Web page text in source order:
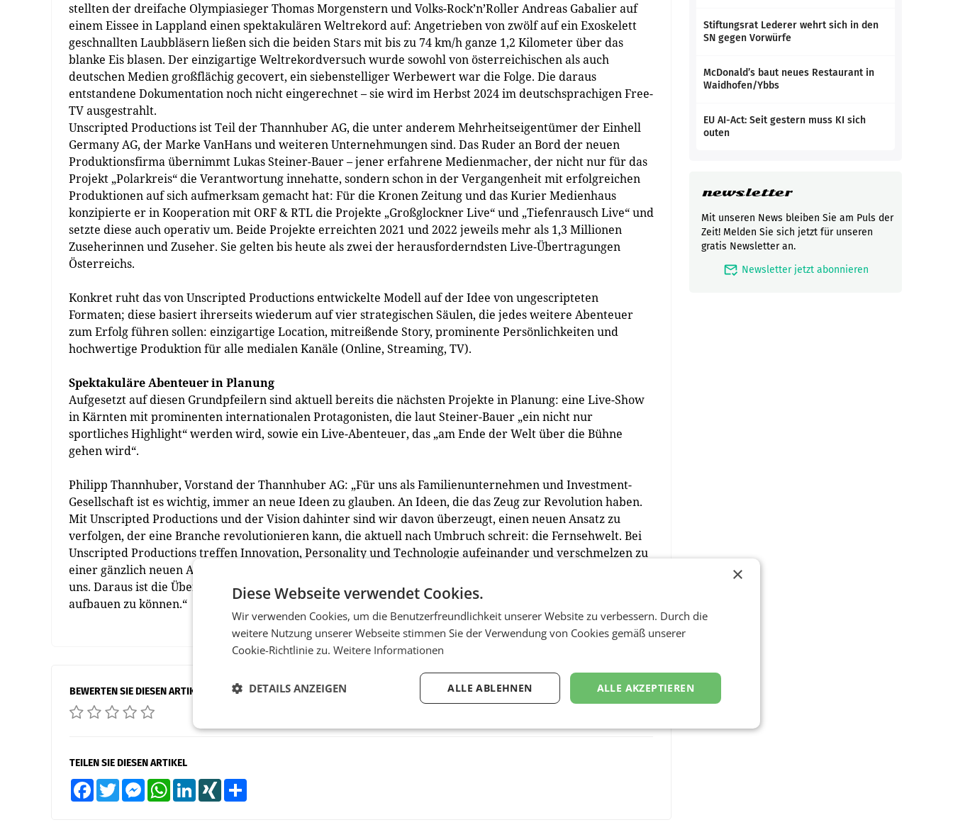
stellten der dreifache Olympiasieger Thomas Morgenstern und Volks-Rock’n’Roller Andreas Gabalier auf
einem Eissee in Lappland einen spektakulären Weltrekord auf: Angetrieben von zwölf auf ein Exoskelett
geschnallten Laubbläsern ließen sich die beiden Stars mit bis zu 74 km/h ganze 1,2 Kilometer über das
blanke Eis blasen. Der einzigartige Weltrekordversuch wurde sowohl von österreichischen als auch
deutschen Medien großflächig gecovert, ein siebenstelliger Werbewert war die Folge. Die daraus
entstandene Dokumentation noch nicht eingerechnet – sie wird im Herbst 2024 im deutschsprachigen Free-
TV ausgestrahlt.
Unscripted Productions ist Teil der Thannhuber AG, die unter anderem Mehrheitseigentümer der Einhell
Germany AG, der Marke VanHans und weiteren Unternehmungen sind. Das Ruder an Bord der neuen
Produktionsfirma übernimmt Lukas Steiner-Bauer – jener erfahrene Medienmacher, der nicht nur für das
Projekt „Polarkreis“ die Verantwortung innehatte, sondern schon in der Vergangenheit mit erfolgreichen
Produktionen auf sich aufmerksam gemacht hat: Für die Kronen Zeitung und das Kurier Medienhaus
konzipierte er in Kooperation mit ORF & RTL die Projekte „Großglockner Live“ und „Tiefenrausch Live“ und
setzte diese auch operativ um. Beide Projekte erreichten 2021 und 2022 jeweils mehr als 1,3 Millionen
Zuseherinnen und Zuseher. Sie gelten bis heute als zwei der herausforderndsten Live-Übertragungen
Österreichs.
Konkret ruht das von Unscripted Productions entwickelte Modell auf der Idee von ungescripteten
Formaten; diese basiert ihrerseits wiederum auf vier strategischen Säulen, die jedes weitere Abenteuer
zum Erfolg führen sollen: einzigartige Location, mitreißende Story, prominente Persönlichkeiten und
hochwertige Produktion für alle medialen Kanäle (Online, Streaming, TV).
Spektakuläre Abenteuer in Planung
Aufgesetzt auf diesen Grundpfeilern sind aktuell bereits die nächsten Projekte in Planung: eine Live-Show
in Kärnten mit prominenten internationalen Protagonisten, die laut Steiner-Bauer „ein nicht nur
sportliches Highlight“ werden wird, sowie ein Live-Abenteuer, das „am Ende der Welt über die Bühne
gehen wird“.
Philipp Thannhuber, Vorstand der Thannhuber AG: „Für uns als Familienunternehmen und Investment-
Gesellschaft ist es wichtig, immer an neue Ideen zu glauben. An Ideen, die das Zeug zur Revolution haben.
Mit Unscripted Productions und der Vision dahinter sind wir davon überzeugt, einen neuen Ansatz zu
verfolgen, der eine Branche revolutionieren kann, die aktuell nach Umbruch schreit: die Fernsehwelt. Bei
Unscripted Productions treffen Innovation, Personality und Technologie aufeinander und verschmelzen zu
einer gänzlich neuen Art der Unterhaltung. Damit können wir uns nicht nur identifizieren, das inspiriert
uns. Daraus ist die Überzeugung erwachsen, gemeinsam und langfristig ein einzigartiges Unternehmen
aufbauen zu können.“
BEWERTEN SIE DIESEN ARTIKEL
TEILEN SIE DIESEN ARTIKEL
FacebookTwitter MessengerWhatsAppLinkedInXING
Stiftungsrat Lederer wehrt sich in den
SN gegen Vorwürfe
McDonald’s baut neues Restaurant in
Waidhofen/Ybbs
EU AI-Act: Seit gestern muss KI sich
outen
newsletter
Mit unseren News bleiben Sie am Puls der
Zeit! Melden Sie sich jetzt für unseren
gratis Newsletter an.
mark_email_read Newsletter jetzt abonnieren
×
Diese Webseite verwendet Cookies.
Wir verwenden Cookies, um die Benutzerfreundlichkeit unserer Website zu verbessern. Durch die
weitere Nutzung unserer Webseite stimmen Sie der Verwendung von Cookies gemäß unserer
Cookie-Richtlinie zu. Weitere Informationen
ALLE AKZEPTIEREN
ALLE ABLEHNEN
DETAILS ANZEIGEN